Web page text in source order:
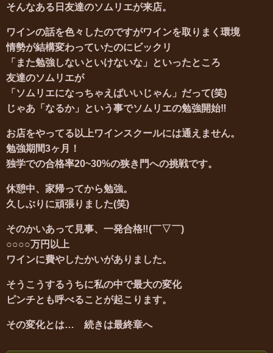
そんなある日友達のソムリエが来店。
ワインの話を色々したのですがワインを取りまく環境
情勢が結構変わっていたのにビックリ
「また勉強しないといけないな」といったところ
友達のソムリエが
「ソムリエになっちゃえばいいじゃん」だって(笑)
じゃあ「なるか」という事でソムリエの勉強開始‼
お店をやってる以上ワインスクールには通えません。
勉強期間3ヶ月！
独学での合格率20~30%の狭き門への挑戦です。
休憩中、家帰ってから勉強。
久しぶりに頑張りました(笑)
そのかいあって見事、一発合格‼(￣▽￣)
○○○○万円以上
ワインに費やしたかいがありました。
そうこうするうちに私の中で最大の変化
ピンチとも呼べることが起こります。
その変化とは… 続きは最終章へ